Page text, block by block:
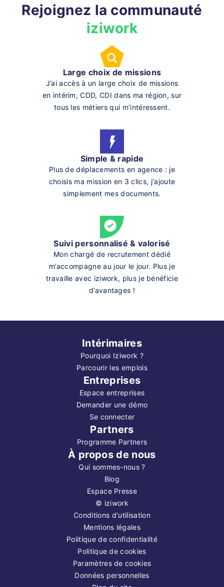
Rejoignez la communauté
iziwork
Large choix de missions
J’ai accès à un large choix de missions
en intérim, CDD, CDI dans ma région, sur
tous les métiers qui m’intéressent.
Simple & rapide
Plus de déplacements en agence : je
choisis ma mission en 3 clics, j'ajoute
simplement mes documents.
Suivi personnalisé & valorisé
Mon chargé de recrutement dédié
m’accompagne au jour le jour. Plus je
travaille avec iziwork, plus je bénéficie
d’avantages !
Intérimaires
Pourquoi Iziwork ?
Parcourir les emplois
Entreprises
Espace entreprises
Demander une démo
Se connecter
Partners
Programme Partners
À propos de nous
Qui sommes-nous ?
Blog
Espace Presse
© iziwork
Conditions d'utilisation
Mentions légales
Politique de confidentialité
Politique de cookies
Paramètres de cookies
Données personnelles